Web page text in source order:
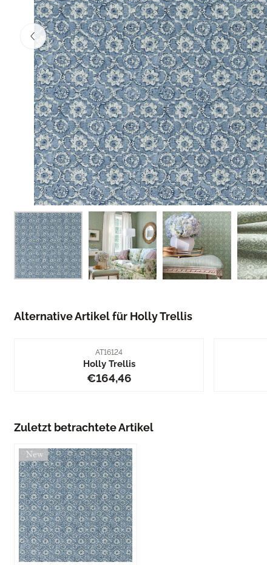
Alternative Artikel für Holly Trellis
Artikelnummer
AT16124
Holly Trellis
Preis: 164,46
€164,46
Zuletzt betrachtete Artikel